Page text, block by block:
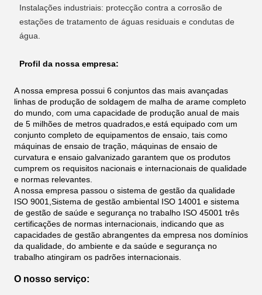
Instalações industriais: protecção contra a corrosão de
estações de tratamento de águas residuais e condutas de
água.
Profil da nossa empresa:
A nossa empresa possui 6 conjuntos das mais avançadas
linhas de produção de soldagem de malha de arame completo
do mundo, com uma capacidade de produção anual de mais
de 5 milhões de metros quadrados,e está equipado com um
conjunto completo de equipamentos de ensaio, tais como
máquinas de ensaio de tração, máquinas de ensaio de
curvatura e ensaio galvanizado garantem que os produtos
cumprem os requisitos nacionais e internacionais de qualidade
e normas relevantes.
A nossa empresa passou o sistema de gestão da qualidade
ISO 9001,Sistema de gestão ambiental ISO 14001 e sistema
de gestão de saúde e segurança no trabalho ISO 45001 três
certificações de normas internacionais, indicando que as
capacidades de gestão abrangentes da empresa nos domínios
da qualidade, do ambiente e da saúde e segurança no
trabalho atingiram os padrões internacionais.
O nosso serviço: